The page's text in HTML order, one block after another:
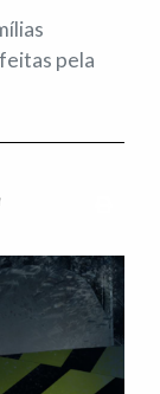
pela